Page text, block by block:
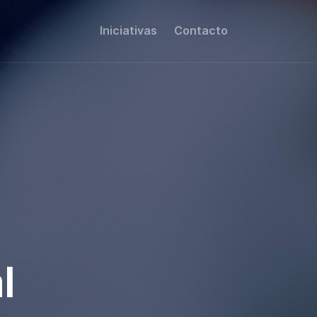
Iniciativas Contacto